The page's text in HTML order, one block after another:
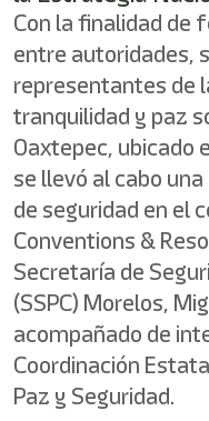
Con la finalidad de
entre autoridades,
representantes de
tranquilidad y paz
Oaxtepec, ubicado
se llevó al cabo
de seguridad en el
Conventions &
Secretaría de
(SSPC) Morelos,
acompañado de
Coordinación
Paz y Seguridad.